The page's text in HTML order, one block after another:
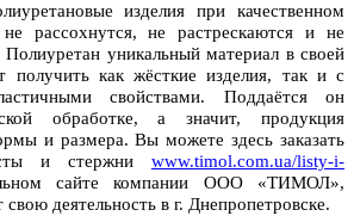
изделия при качественном
не рассохнутся, не растрескаются и не
уникальный материал в своей
получить как жёсткие изделия, так и с
свойствами. Поддаётся он
обработке, а значит, продукция
и размера. Вы можете здесь заказать
и стержни www.timol.com.ua/listy-i-
сайте компании ООО «ТИМОЛ»,
свою деятельность в г. Днепропетровске.